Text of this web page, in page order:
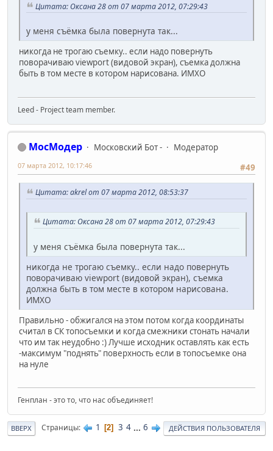
Цитата: Оксана 28 от 07 марта 2012, 07:29:43
у меня съёмка была повернута так...
никогда не трогаю съемку.. если надо повернуть
поворачиваю viewport (видовой экран), съемка должна
быть в том месте в котором нарисована. ИМХО
Leed - Project team member.
МосМодер Московский Бот -
Модератор
#49
07 марта 2012, 10:17:46
Цитата: akrel от 07 марта 2012, 08:53:37
Цитата: Оксана 28 от 07 марта 2012, 07:29:43
у меня съёмка была повернута так...
никогда не трогаю съемку.. если надо повернуть
поворачиваю viewport (видовой экран), съемка
должна быть в том месте в котором нарисована.
ИМХО
Правильно - обжигался на этом потом когда координаты
считал в СК топосъемки и когда смежники стонать начали
что им так неудобно :) Лучше исходник оставлять как есть
-максимум "поднять" поверхность если в топосъемке она
на нуле
Генплан - это то, что нас объединяет!
ВВЕРХ Страницы 1 2 3 4 ... 6 ДЕЙСТВИЯ ПОЛЬЗОВАТЕЛЯ